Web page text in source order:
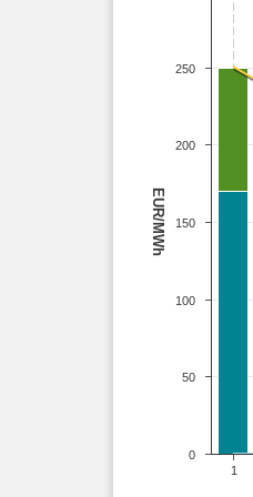
EUR/MWh
1
0
200
50
100
150
250